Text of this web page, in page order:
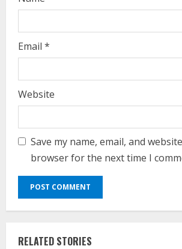
Email *
Website
Save my name, email, and
browser for the next time I
RELATED STORIES